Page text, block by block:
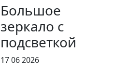
Большое
зеркало с
подсветкой
17 06 2026